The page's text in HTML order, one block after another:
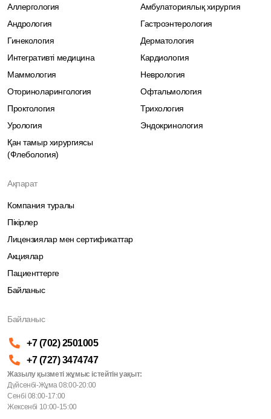
Аллергология
Амбулаториялық хирургия
Андрология
Гастроэнтерология
Гинекология
Дерматология
Интегративті медицина
Кардиология
Маммология
Неврология
Оториноларингология
Офтальмология
Проктология
Трихология
Урология
Эндокринология
Қан тамыр хирургиясы
(Флебология)
Ақпарат
Компания туралы
Пікірлер
Лицензиялар мен сертификаттар
Акциялар
Пациенттерге
Байланыс
Байланыс
+7 (702) 2501005
+7 (727) 3474747
Жазылу қызметі жұмыс істейтін уақыт:
Дүйсенбі-Жұма 08:00-20:00
Сенбі 08:00-17:00
Жексенбі 10:00-15:00